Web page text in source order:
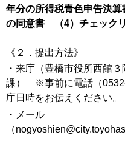
年分の所得税青色申告決
の同意書 （4）チェック
《２．提出方法》
・来庁（豊橋市役所西館
課） ※事前に電話（
庁日時をお伝えください。
・メール
（